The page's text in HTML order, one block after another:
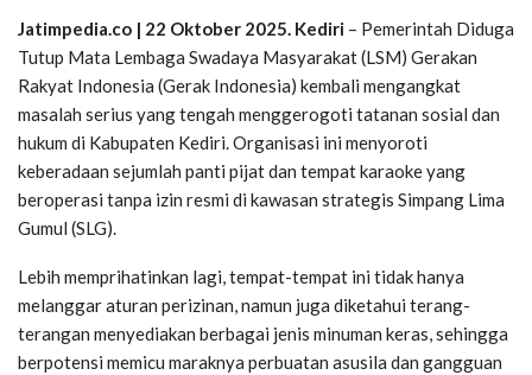
Jatimpedia.co | 22 Oktober 2025. Kediri – Pemerintah Diduga
Tutup Mata Lembaga Swadaya Masyarakat (LSM) Gerakan
Rakyat Indonesia (Gerak Indonesia) kembali mengangkat
masalah serius yang tengah menggerogoti tatanan sosial dan
hukum di Kabupaten Kediri. Organisasi ini menyoroti
keberadaan sejumlah panti pijat dan tempat karaoke yang
beroperasi tanpa izin resmi di kawasan strategis Simpang Lima
Gumul (SLG).
Lebih memprihatinkan lagi, tempat-tempat ini tidak hanya
melanggar aturan perizinan, namun juga diketahui terang-
terangan menyediakan berbagai jenis minuman keras, sehingga
berpotensi memicu maraknya perbuatan asusila dan gangguan